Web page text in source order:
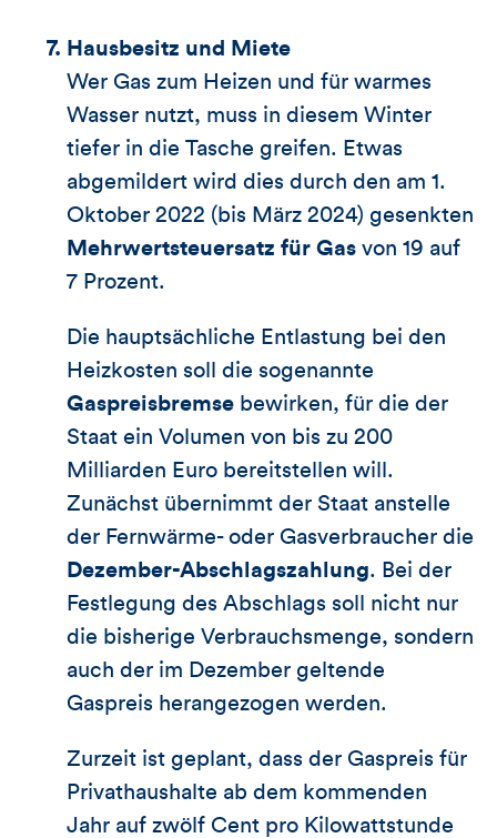
Hausbesitz und Miete
Wer Gas zum Heizen und für warmes
Wasser nutzt, muss in diesem Winter
tiefer in die Tasche greifen. Etwas
abgemildert wird dies durch den am 1.
Oktober 2022 (bis März 2024) gesenkten
Mehrwertsteuersatz für Gas von 19 auf
7 Prozent.
Die hauptsächliche Entlastung bei den
Heizkosten soll die sogenannte
Gaspreisbremse bewirken, für die der
Staat ein Volumen von bis zu 200
Milliarden Euro bereitstellen will.
Zunächst übernimmt der Staat anstelle
der Fernwärme- oder Gasverbraucher die
Dezember-Abschlagszahlung. Bei der
Festlegung des Abschlags soll nicht nur
die bisherige Verbrauchsmenge, sondern
auch der im Dezember geltende
Gaspreis herangezogen werden.
Zurzeit ist geplant, dass der Gaspreis für
Privathaushalte ab dem kommenden
Jahr auf zwölf Cent pro Kilowattstunde